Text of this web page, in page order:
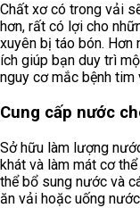
Chất xơ có trong vải
hơn, rất có lợi cho
xuyên bị táo bón. Hơn
ích giúp bạn duy trì
nguy cơ mắc bệnh tim
Cung cấp nước
Sở hữu làm lượng
khát và làm mát cơ
thể bổ sung nước và
ăn vải hoặc uống